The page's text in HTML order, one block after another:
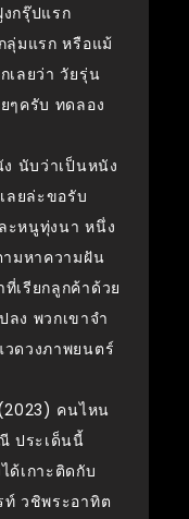
กรุ๊ปแรก
ลุ่มแรก หรือแม้
เลยว่า วัยรุ่น
ๆครับ ทดลอง
นับว่าเป็นหนัง
ลยล่ะขอรับ
ะหนูทุ่งนา หนึ่ง
ามหาความฝัน
เรียกลูกค้าด้วย
ง พวกเขาจำ
ดวงภาพยนตร์
คนไหน
ประเด็นนี้
ด้เกาะติดกับ
วชิพระอาทิต